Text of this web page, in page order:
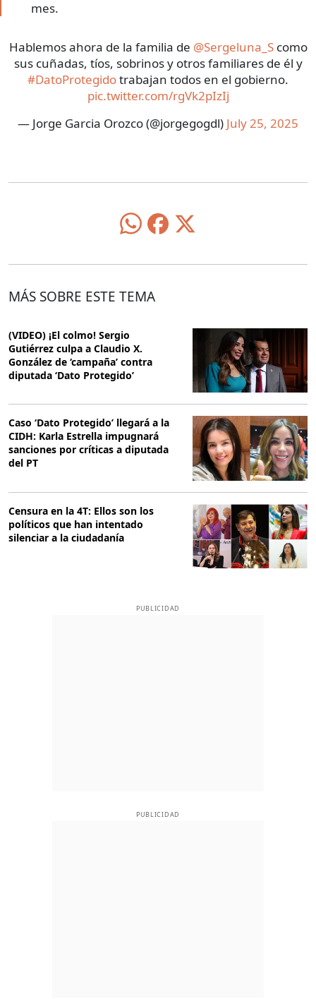
mes.
Hablemos ahora de la familia de @Sergeluna_Scomo
sus cuñadas, tíos, sobrinos y otros familiares de él y
#DatoProtegidotrabajan todos en el gobierno.
pic.twitter.com/rgVk2pIzIj
— Jorge Garcia Orozco (@jorgegogdl) July 25, 2025
MÁS SOBRE ESTE TEMA
(VIDEO) ¡El colmo! Sergio
Gutiérrez culpa a Claudio X.
González de ‘campaña’ contra
diputada ‘Dato Protegido’
Caso ‘Dato Protegido’ llegará a la
CIDH: Karla Estrella impugnará
sanciones por críticas a diputada
del PT
Censura en la 4T: Ellos son los
políticos que han intentado
silenciar a la ciudadanía
PUBLICIDAD
PUBLICIDAD